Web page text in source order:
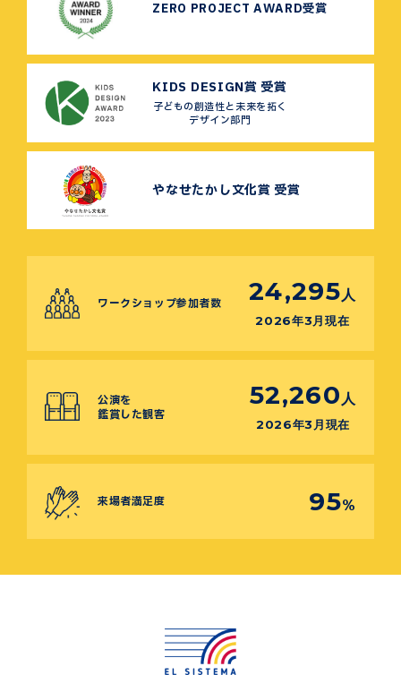
ZERO PROJECT AWARD受賞
KIDS DESIGN賞 受賞
子どもの創造性と未来を拓く
デザイン部門
やなせたかし文化賞 受賞
ワークショップ参加者数 24,295 人
2026年3月現在
公演を
鑑賞した観客
52,260 人
2026年3月現在
来場者満足度 95%